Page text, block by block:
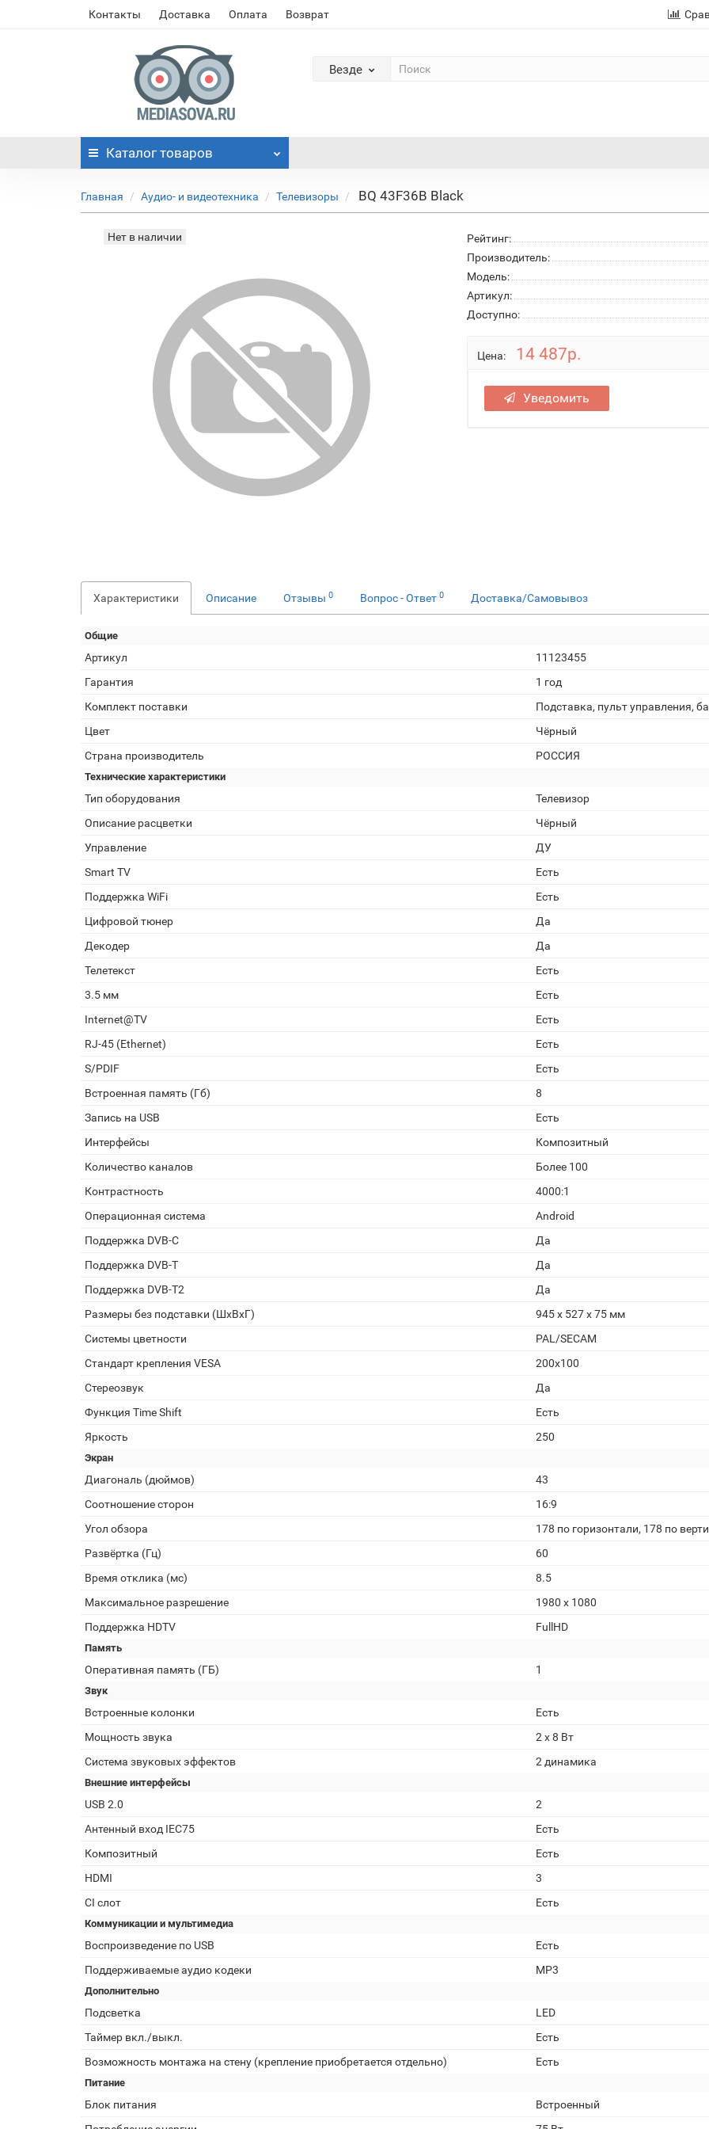
Контакты Доставка Оплата Возврат
Везде
Каталог товаров
Главная Аудио- и видеотехника Телевизоры BQ 43F36B Black
Нет в наличии Рейтинг:
Производитель:
Модель:
Артикул:
Доступно:
Цена: 14 487р.
Уведомить
Характеристики Описание Отзывы 0 Вопрос - Ответ 0 Доставка/Самовывоз
Общие
Артикул
11123455
Гарантия
1 год
Комплект поставки
Подставка, пульт управления,
Цвет
Чёрный
Страна производитель
РОССИЯ
Технические характеристики
Тип оборудования
Телевизор
Описание расцветки
Чёрный
Управление
ДУ
Smart TV
Есть
Поддержка WiFi
Есть
Цифровой тюнер
Да
Декодер
Да
Телетекст
Есть
3.5 мм
Есть
Internet@TV
Есть
RJ-45 (Ethernet)
Есть
S/PDIF
Есть
Встроенная память (Гб)
8
Запись на USB
Есть
Интерфейсы
Композитный
Количество каналов
Более 100
Контрастность
4000:1
Операционная система
Android
Поддержка DVB-C
Да
Поддержка DVB-T
Да
Поддержка DVB-T2
Да
Размеры без подставки (ШxВxГ)
945 х 527 х 75 мм
Системы цветности
PAL/SECAM
Стандарт крепления VESA
200x100
Стереозвук
Да
Функция Time Shift
Есть
Яркость
250
Экран
Диагональ (дюймов)
43
Соотношение сторон
16:9
Угол обзора
178 по горизонтали, 178 по
Развёртка (Гц)
60
Время отклика (мс)
8.5
Максимальное разрешение
1980 x 1080
Поддержка HDTV
FullHD
Память
Оперативная память (ГБ) 1
Звук
Встроенные колонки
Есть
Мощность звука
2 x 8 Вт
Система звуковых эффектов
2 динамика
Внешние интерфейсы
USB 2.0
2
Антенный вход IEC75
Есть
Композитный
Есть
HDMI
3
CI слот
Есть
Коммуникации и мультимедиа
Воспроизведение по USB
Есть
Поддерживаемые аудио кодеки
MP3
Дополнительно
Подсветка
LED
Таймер вкл./выкл.
Есть
Возможность монтажа на стену (крепление приобретается отдельно)
Есть
Питание
Блок питания
Встроенный